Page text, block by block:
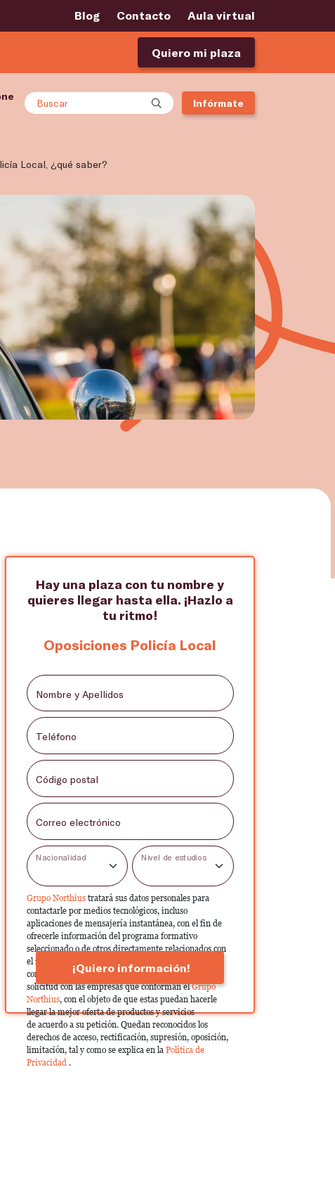
Blog Contacto Aula virtual
Quiero mi plaza
Buscar Infórmate
Local, ¿qué saber?
Hay una plaza con tu nombre y
quieres llegar hasta ella. ¡Hazlo a
tu ritmo!
Oposiciones Policía Local
Nombre y Apellidos
Teléfono
Código postal
Correo electrónico
Nacionalidad Nivel de estudios
Grupo Northius tratará sus datos personales para
contactarle por medios tecnológicos, incluso
aplicaciones de mensajería instantánea, con el fin de
ofrecerle información del programa formativo
seleccionado o de otros directamente relacionados con
el interés manifestado y, en su caso, para tramitar la
contratación correspondiente. Compartiremos su
solicitud con las empresas que conforman elGrupo
Northius, con el objeto de que estas puedan hacerle
llegar la mejor oferta de productos y servicios
de acuerdo a su petición. Quedan reconocidos los
derechos de acceso, rectificación, supresión, oposición,
limitación, tal y como se explica en la Política de
Privacidad .
¡Quiero información!